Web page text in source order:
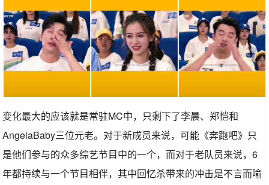
变化最大的应该就是常驻MC中，只剩下了李晨、郑恺和
AngelaBaby三位元老。对于新成员来说，可能《奔跑吧》只
是他们参与的众多综艺节目中的一个，而对于老队员来说，6
年都持续与一个节目相伴，其中回忆杀带来的冲击是不言而喻